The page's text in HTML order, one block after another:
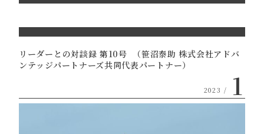
リーダーとの対談録 第10号 （笹沼泰助 株式会社アドバ
ンテッジパートナーズ共同代表パートナー）
2023 / 1